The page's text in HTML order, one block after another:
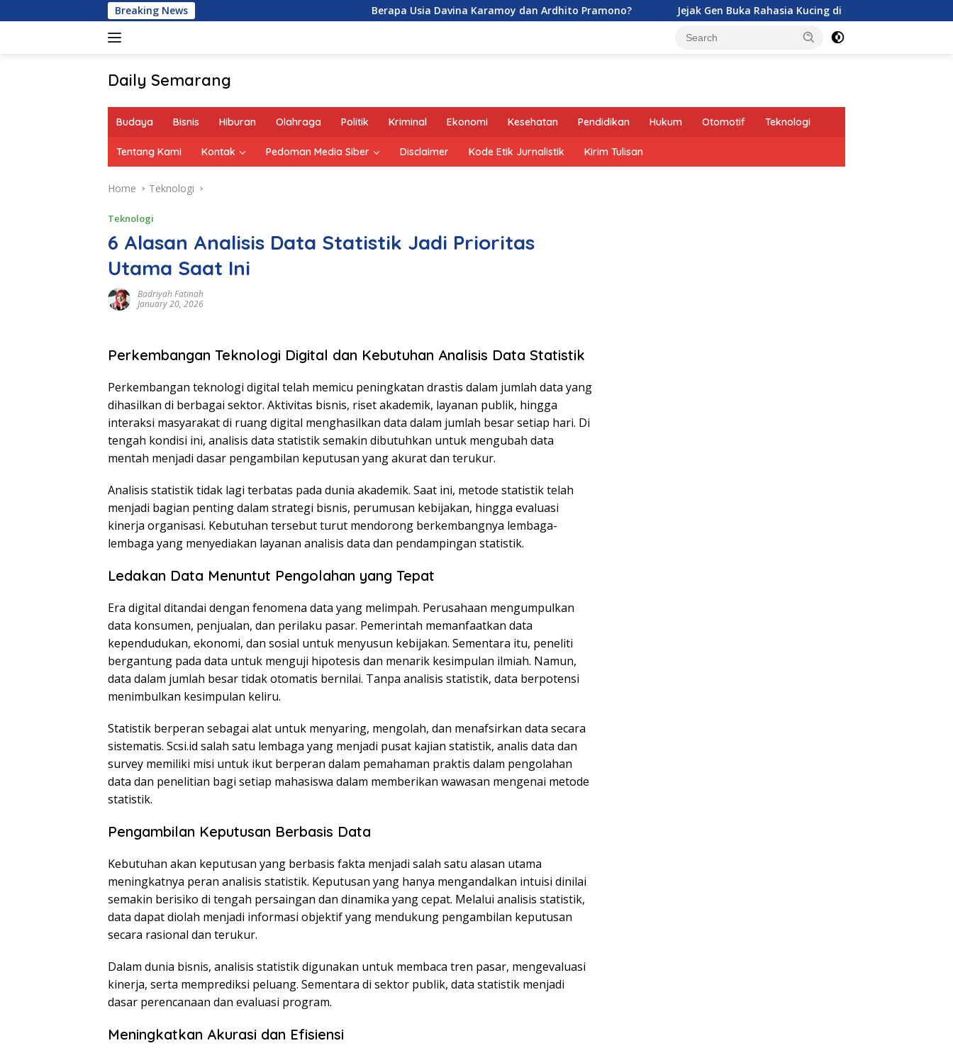
to
Breaking News Berapa Usia Davina Karamoy dan Ardhito Pramono? Jejak Gen Buka Rahasia Kucing di Eropa oleh Tentara Romawi
Daily Semarang
Hari
Informasi
Anda"
Budaya Bisnis Hiburan Olahraga Politik Kriminal Ekonomi Kesehatan Pendidikan Hukum Otomotif Teknologi
Tentang Kami Kontak Pedoman Media Siber Disclaimer Kode Etik Jurnalistik Kirim Tulisan
Home Teknologi
Teknologi
6 Alasan Analisis Data Statistik Jadi Prioritas
Utama Saat Ini
Badriyah Fatinah
January 20, 2026
Perkembangan Teknologi Digital dan Kebutuhan Analisis Data Statistik
Perkembangan teknologi digital telah memicu peningkatan drastis dalam jumlah data yang
dihasilkan di berbagai sektor. Aktivitas bisnis, riset akademik, layanan publik, hingga
interaksi masyarakat di ruang digital menghasilkan data dalam jumlah besar setiap hari. Di
tengah kondisi ini, analisis data statistik semakin dibutuhkan untuk mengubah data
mentah menjadi dasar pengambilan keputusan yang akurat dan terukur.
Analisis statistik tidak lagi terbatas pada dunia akademik. Saat ini, metode statistik telah
menjadi bagian penting dalam strategi bisnis, perumusan kebijakan, hingga evaluasi
kinerja organisasi. Kebutuhan tersebut turut mendorong berkembangnya lembaga-
lembaga yang menyediakan layanan analisis data dan pendampingan statistik.
Ledakan Data Menuntut Pengolahan yang Tepat
Era digital ditandai dengan fenomena data yang melimpah. Perusahaan mengumpulkan
data konsumen, penjualan, dan perilaku pasar. Pemerintah memanfaatkan data
kependudukan, ekonomi, dan sosial untuk menyusun kebijakan. Sementara itu, peneliti
bergantung pada data untuk menguji hipotesis dan menarik kesimpulan ilmiah. Namun,
data dalam jumlah besar tidak otomatis bernilai. Tanpa analisis statistik, data berpotensi
menimbulkan kesimpulan keliru.
Statistik berperan sebagai alat untuk menyaring, mengolah, dan menafsirkan data secara
sistematis. Scsi.id salah satu lembaga yang menjadi pusat kajian statistik, analis data dan
survey memiliki misi untuk ikut berperan dalam pemahaman praktis dalam pengolahan
data dan penelitian bagi setiap mahasiswa dalam memberikan wawasan mengenai metode
statistik.
Pengambilan Keputusan Berbasis Data
Kebutuhan akan keputusan yang berbasis fakta menjadi salah satu alasan utama
meningkatnya peran analisis statistik. Keputusan yang hanya mengandalkan intuisi dinilai
semakin berisiko di tengah persaingan dan dinamika yang cepat. Melalui analisis statistik,
data dapat diolah menjadi informasi objektif yang mendukung pengambilan keputusan
secara rasional dan terukur.
Dalam dunia bisnis, analisis statistik digunakan untuk membaca tren pasar, mengevaluasi
kinerja, serta memprediksi peluang. Sementara di sektor publik, data statistik menjadi
dasar perencanaan dan evaluasi program.
Meningkatkan Akurasi dan Efisiensi